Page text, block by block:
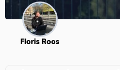
Floris Roos